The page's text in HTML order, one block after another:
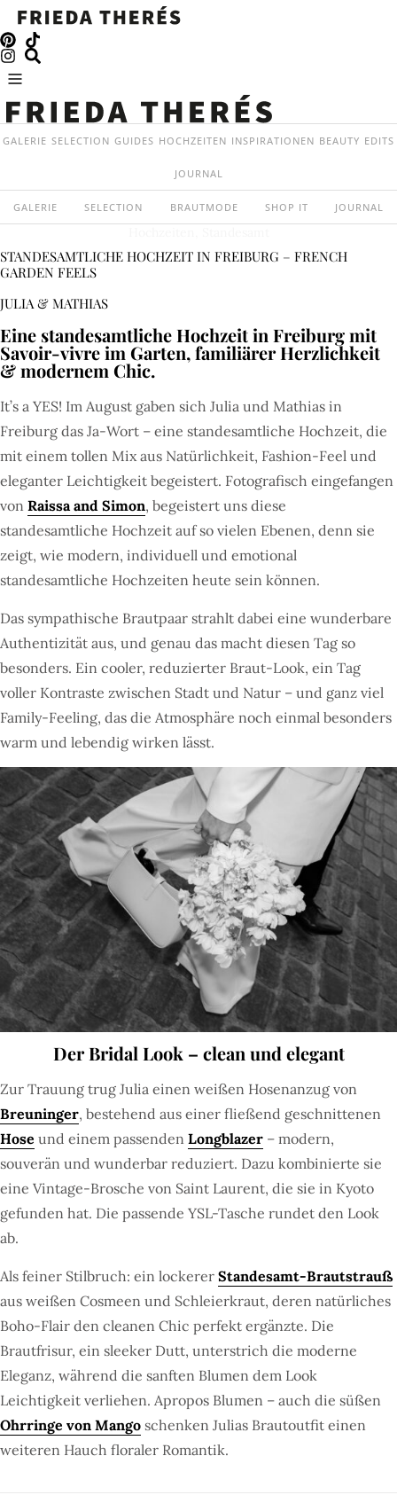
GALERIE SELECTION GUIDES HOCHZEITEN INSPIRATIONEN BEAUTY EDITS
JOURNAL
GALERIE SELECTION BRAUTMODE SHOP IT JOURNAL
STANDESAMTLICHE HOCHZEIT IN FREIBURG – FRENCH
GARDEN FEELS
JULIA & MATHIAS
Eine standesamtliche Hochzeit in Freiburg mit
Savoir-vivre im Garten, familiärer Herzlichkeit
& modernem Chic.
It’s a YES! Im August gaben sich Julia und Mathias in
Freiburg das Ja-Wort – eine standesamtliche Hochzeit, die
mit einem tollen Mix aus Natürlichkeit, Fashion-Feel und
eleganter Leichtigkeit begeistert. Fotografisch eingefangen
von Raissa and Simon, begeistert uns diese
standesamtliche Hochzeit auf so vielen Ebenen, denn sie
zeigt, wie modern, individuell und emotional
standesamtliche Hochzeiten heute sein können.
Das sympathische Brautpaar strahlt dabei eine wunderbare
Authentizität aus, und genau das macht diesen Tag so
besonders. Ein cooler, reduzierter Braut-Look, ein Tag
voller Kontraste zwischen Stadt und Natur – und ganz viel
Family-Feeling, das die Atmosphäre noch einmal besonders
warm und lebendig wirken lässt.
Der Bridal Look – clean und elegant
Zur Trauung trug Julia einen weißen Hosenanzug von
Breuninger, bestehend aus einer fließend geschnittenen
Hose und einem passenden Longblazer – modern,
souverän und wunderbar reduziert. Dazu kombinierte sie
eine Vintage-Brosche von Saint Laurent, die sie in Kyoto
gefunden hat. Die passende YSL-Tasche rundet den Look
ab.
Als feiner Stilbruch: ein lockerer Standesamt-Brautstrauß
aus weißen Cosmeen und Schleierkraut, deren natürliches
Boho-Flair den cleanen Chic perfekt ergänzte. Die
Brautfrisur, ein sleeker Dutt, unterstrich die moderne
Eleganz, während die sanften Blumen dem Look
Leichtigkeit verliehen. Apropos Blumen – auch die süßen
Ohrringe von Mango schenken Julias Brautoutfit einen
weiteren Hauch floraler Romantik.